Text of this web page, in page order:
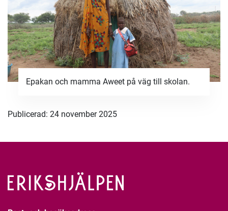
Epakan och mamma Aweet på väg till skolan.
Publicerad: 24 november 2025